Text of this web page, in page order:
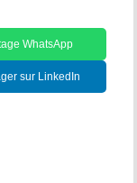
WhatsApp
sur LinkedIn